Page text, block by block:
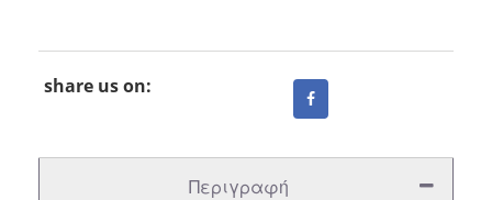
share us on:
Περιγραφή